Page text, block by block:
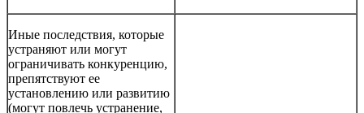
Иные последствия, которые
устраняют или могут
ограничивать конкуренцию,
препятствуют ее
установлению или развитию
(могут повлечь устранение,